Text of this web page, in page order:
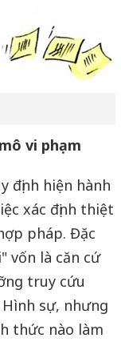
vi phạm
định hiện hành
xác định thiệt
pháp. Đặc
vốn là căn cứ
truy cứu
sự, nhưng
thức nào làm